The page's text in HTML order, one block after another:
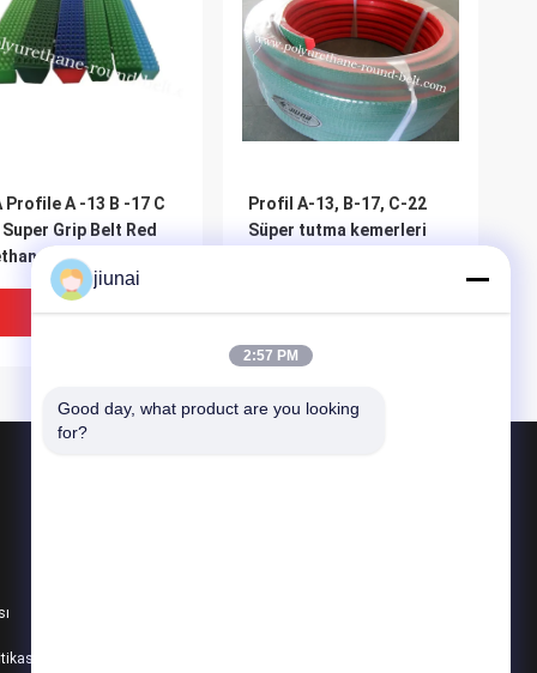
Profile A -13 B -17 C
Grip Belt Red
V Belts 30
/ Roll
En Iyi Fiyat
Profil A-13, B-17, C-22
Süper tutma kemerleri
En Iyi Fiyat
önleme Nakil
jiunai
2:57 PM
Good day, what product are you looking
for?